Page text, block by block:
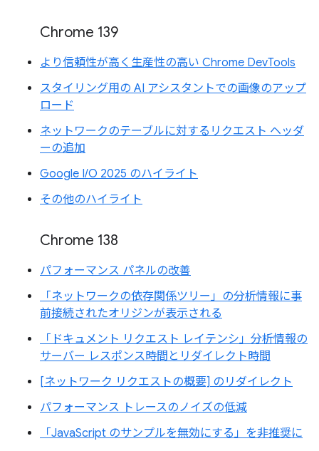
Chrome 139
より信頼性が高く生産性の高い Chrome DevTools
スタイリング用の AI アシスタントでの画像のアップ
ロード
ネットワークのテーブルに対するリクエスト ヘッダ
ーの追加
Google I/O 2025 のハイライト
その他のハイライト
Chrome 138
パフォーマンス パネルの改善
「ネットワークの依存関係ツリー」の分析情報に事
前接続されたオリジンが表示される
「ドキュメント リクエスト レイテンシ」分析情報の
サーバー レスポンス時間とリダイレクト時間
[ネットワーク リクエストの概要] のリダイレクト
パフォーマンス トレースのノイズの低減
「JavaScript のサンプルを無効にする」を非推奨に